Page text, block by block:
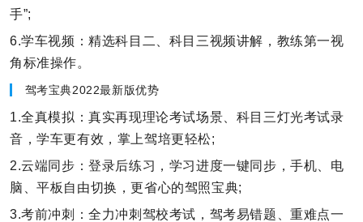
手”;
6.学车视频：精选科目二、科目三视频讲解，教练第一视
角标准操作。
驾考宝典2022最新版优势
1.全真模拟：真实再现理论考试场景、科目三灯光考试录
音，学车更有效，掌上驾培更轻松;
2.云端同步：登录后练习，学习进度一键同步，手机、电
脑、平板自由切换，更省心的驾照宝典;
3.考前冲刺：全力冲刺驾校考试，驾考易错题、重难点一